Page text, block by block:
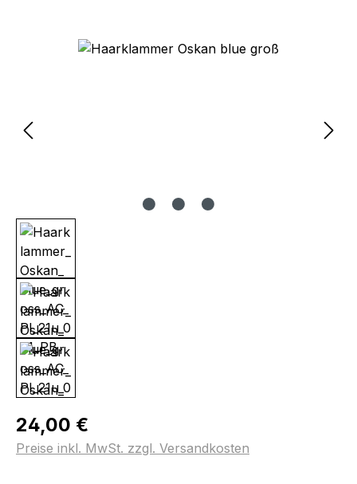
Bildergalerie überspringen
Regulärer Preis:
24,00 €
Preise inkl. MwSt. zzgl. Versandkosten